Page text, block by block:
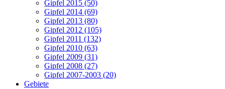
Gipfel 2015 (50)
Gipfel 2014 (69)
Gipfel 2013 (80)
Gipfel 2012 (105)
Gipfel 2011 (132)
Gipfel 2010 (63)
Gipfel 2009 (31)
Gipfel 2008 (27)
Gipfel 2007-2003 (20)
Gebiete